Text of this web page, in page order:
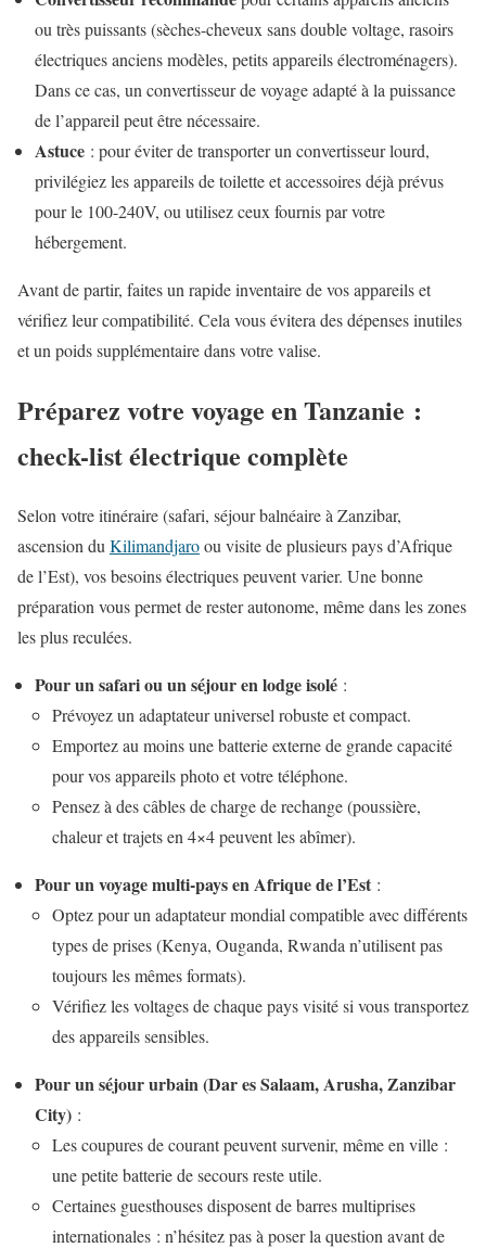
ou très puissants (sèches-cheveux sans double voltage, rasoirs
électriques anciens modèles, petits appareils électroménagers).
Dans ce cas, un convertisseur de voyage adapté à la puissance
de l’appareil peut être nécessaire.
Astuce : pour éviter de transporter un convertisseur lourd,
privilégiez les appareils de toilette et accessoires déjà prévus
pour le 100-240V, ou utilisez ceux fournis par votre
hébergement.
Avant de partir, faites un rapide inventaire de vos appareils et
vérifiez leur compatibilité. Cela vous évitera des dépenses inutiles
et un poids supplémentaire dans votre valise.
Préparez votre voyage en Tanzanie :
check-list électrique complète
Selon votre itinéraire (safari, séjour balnéaire à Zanzibar,
ascension du Kilimandjaroou visite de plusieurs pays d’Afrique
de l’Est), vos besoins électriques peuvent varier. Une bonne
préparation vous permet de rester autonome, même dans les zones
les plus reculées.
Pour un safari ou un séjour en lodge isolé :
Prévoyez un adaptateur universel robuste et compact.
Emportez au moins une batterie externe de grande capacité
pour vos appareils photo et votre téléphone.
Pensez à des câbles de charge de rechange (poussière,
chaleur et trajets en 4×4 peuvent les abîmer).
Pour un voyage multi-pays en Afrique de l’Est :
Optez pour un adaptateur mondial compatible avec différents
types de prises (Kenya, Ouganda, Rwanda n’utilisent pas
toujours les mêmes formats).
Vérifiez les voltages de chaque pays visité si vous transportez
des appareils sensibles.
Pour un séjour urbain (Dar es Salaam, Arusha, Zanzibar
City) :
Les coupures de courant peuvent survenir, même en ville :
une petite batterie de secours reste utile.
Certaines guesthouses disposent de barres multiprises
internationales : n’hésitez pas à poser la question avant de